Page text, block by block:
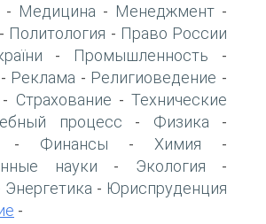
- Медицина - Менеджмент -
- Политология - Право России
- Промышленность -
- Реклама - Религиоведение -
- Страхование - Технические
процесс - Физика -
- Финансы - Химия -
науки - Экология -
Энергетика - Юриспруденция
-